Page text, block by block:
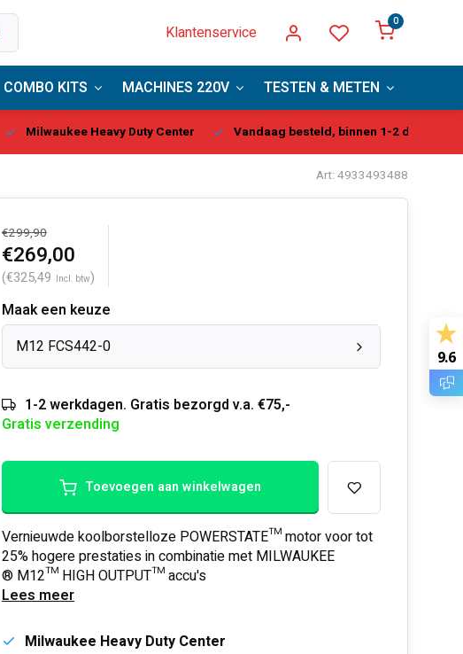
Klantenservice
0
COMBO KITS MACHINES 220V TESTEN & METEN
Milwaukee Heavy Duty Center Vandaag besteld, binnen 1-2 dagen
Art: 4933493488
€299,90
€269,00
(€325,49 Incl. btw)
Maak een keuze
M12 FCS442-0
1-2 werkdagen. Gratis bezorgd v.a. €75,-
Gratis verzending
Toevoegen aan winkelwagen
Vernieuwde koolborstelloze POWERSTATE™ motor voor tot
25% hogere prestaties in combinatie met MILWAUKEE
® M12™ HIGH OUTPUT™ accu's
Lees meer
Milwaukee Heavy Duty Center
9.6